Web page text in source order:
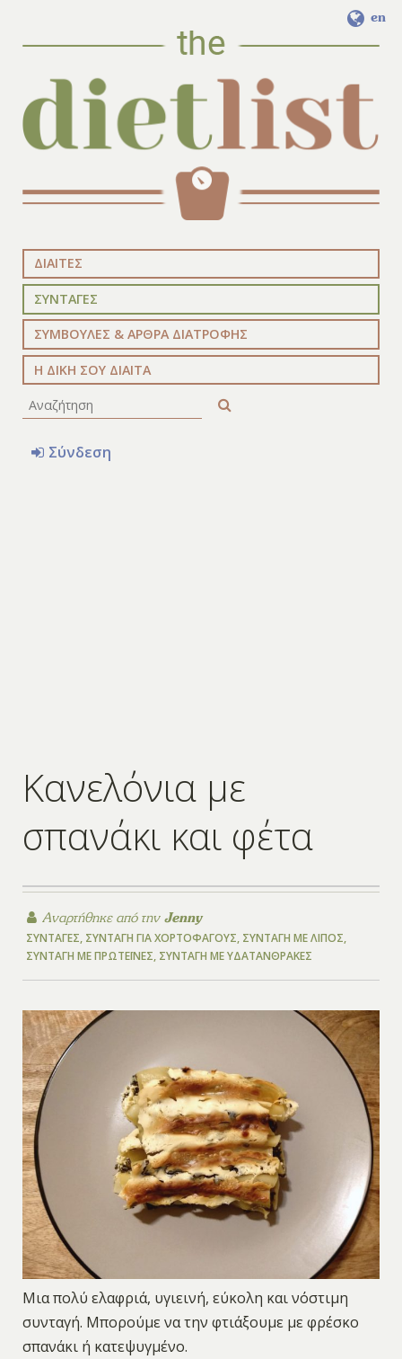
en
ΔΙΑΙΤΕΣ
ΣΥΝΤΑΓΕΣ
ΣΥΜΒΟΥΛΕΣ & ΑΡΘΡΑ ΔΙΑΤΡΟΦΗΣ
Η ΔΙΚΗ ΣΟΥ ΔΙΑΙΤΑ
Σύνδεση
Κανελόνια με
σπανάκι και φέτα
Αναρτήθηκε από τηνJenny
ΣΥΝΤΑΓΈΣ, ΣΥΝΤΑΓΉ ΓΙΑ ΧΟΡΤΟΦΆΓΟΥΣ, ΣΥΝΤΑΓΉ ΜΕ ΛΊΠΟΣ,
ΣΥΝΤΑΓΉ ΜΕ ΠΡΩΤΕΪ́ΝΕΣ, ΣΥΝΤΑΓΉ ΜΕ ΥΔΑΤΆΝΘΡΑΚΕΣ
Μια πολύ ελαφριά, υγιεινή, εύκολη και νόστιμη
συνταγή. Μπορούμε να την φτιάξουμε με φρέσκο
σπανάκι ή κατεψυγμένο.